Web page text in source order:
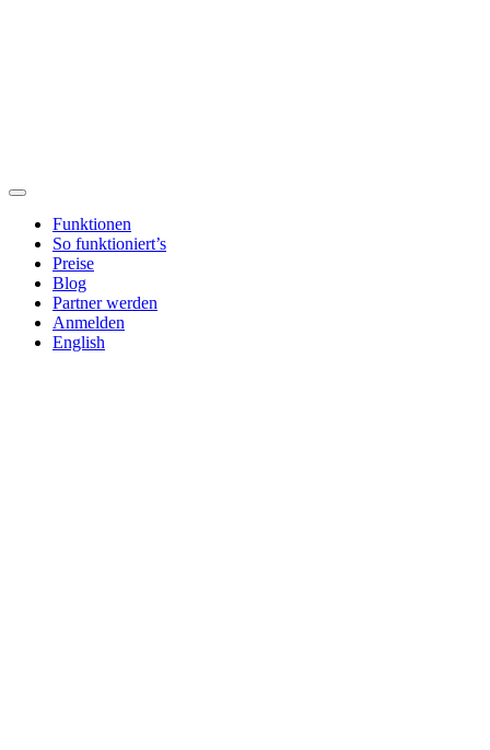
Funktionen
So funktioniert’s
Preise
Blog
Partner werden
Anmelden
English